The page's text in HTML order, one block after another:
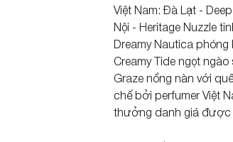
Việt Nam: Đà Lạt -
Nội - Heritage Nuzzle
Dreamy Nautica
Creamy Tide ngọt
Graze nồng nàn với
chế bởi perfumer Việt
thưởng danh giá được